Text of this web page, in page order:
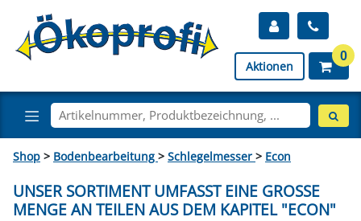
Aktionen
0
Shop > Bodenbearbeitung > Schlegelmesser > Econ
UNSER SORTIMENT UMFASST EINE GROSSE M
ENGE AN TEILEN AUS DEM KAPITEL "ECON"